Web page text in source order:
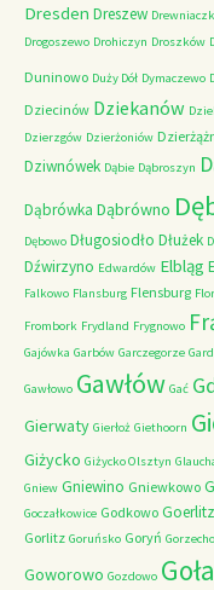
Dresden Dreszew
Drogoszewo Drohiczyn Droszków
Duninowo Duży Dół Dymaczewo
Dziecinów Dziekanów
Dzierzgów Dzierżoniów
Dziwnówek Dąbie Dąbroszyn
Dąbrówka Dąbrówno
Dębowo Długosiodło Dłużek
Dźwirzyno Edwardów Elbląg
Falkowo Flansburg Flensburg
Frombork Frydland Frygnowo
Gajówka Garbów Garczegorze
Gawłowo Gawłów Gać
Gierwaty Gierłoż Giethoorn
Giżycko Giżycko Olsztyn
Gniew Gniewino Gniewkowo
Goczałkowice Godkowo Goerlitz
Gorlitz Goruńsko Goryń
Goworowo Gozdowo